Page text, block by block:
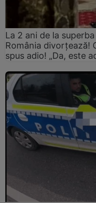
La 2 ani de la
România divorțează!
spus adio! „Da, este